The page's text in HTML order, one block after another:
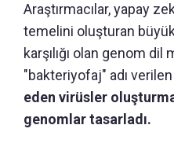
Araştırmacılar, yapay
temelini oluşturan
karşılığı olan genom
"bakteriyofaj" adı
eden virüsler
genomlar tasarladı.